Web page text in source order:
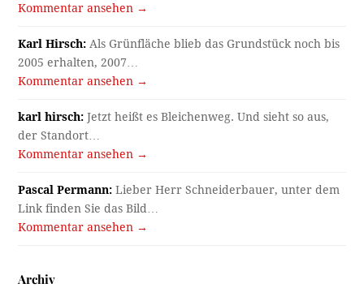
Kommentar ansehen →
Karl Hirsch: Als Grünfläche blieb das Grundstück noch bis
2005 erhalten, 2007…
Kommentar ansehen →
karl hirsch: Jetzt heißt es Bleichenweg. Und sieht so aus,
der Standort…
Kommentar ansehen →
Pascal Permann: Lieber Herr Schneiderbauer, unter dem
Link finden Sie das Bild…
Kommentar ansehen →
Archiv